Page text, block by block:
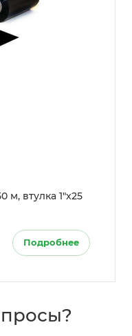
втулка 1"x25
Подробнее